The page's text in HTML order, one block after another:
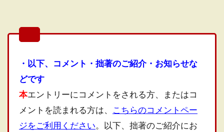
・以下、コメント・拙著のご紹介・お知らせな
どです
本エントリーにコメントをされる方、またはコ
メントを読まれる方は、 こちらのコメントペー
ジをご利用ください。以下、拙著のご紹介にお